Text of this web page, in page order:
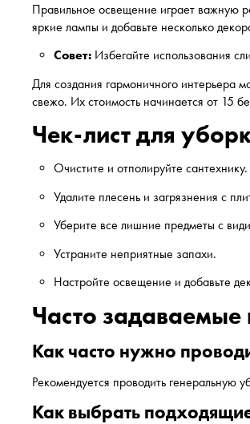
Правильное освещение играет важную
яркие лампы и добавьте несколько
Совет: Избегайте использования
Для создания гармоничного интерьера
свежо. Их стоимость начинается от 15
Чек-лист для
Очистите и отполируйте сантехнику.
Удалите плесень и загрязнения с
Уберите все лишние предметы с
Устраните неприятные запахи.
Настройте освещение и добавьте
Часто задаваемые
Как часто нужно
Рекомендуется проводить генеральную
Как выбрать